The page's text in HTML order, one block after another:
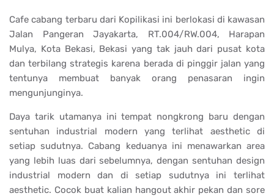
Cafe cabang terbaru dari Kopilikasi ini berlokasi di kawasan
Jalan Pangeran Jayakarta, RT.004/RW.004, Harapan
Mulya, Kota Bekasi, Bekasi yang tak jauh dari pusat kota
dan terbilang strategis karena berada di pinggir jalan yang
tentunya membuat banyak orang penasaran ingin
mengunjunginya.
Daya tarik utamanya ini tempat nongkrong baru dengan
sentuhan industrial modern yang terlihat aesthetic di
setiap sudutnya. Cabang keduanya ini menawarkan area
yang lebih luas dari sebelumnya, dengan sentuhan design
industrial modern dan di setiap sudutnya ini terlihat
aesthetic. Cocok buat kalian hangout akhir pekan dan sore